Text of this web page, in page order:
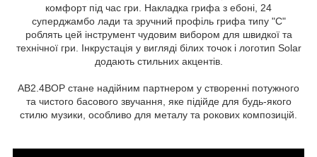
комфорт під час гри. Накладка грифа з ебоні, 24
суперджамбо лади та зручний профіль грифа типу "C"
роблять цей інструмент чудовим вибором для швидкої та
технічної гри. Інкрустація у вигляді білих точок і логотип Solar
додають стильних акцентів.
AB2.4BOP стане надійним партнером у створенні потужного
та чистого басового звучання, яке підійде для будь-якого
стилю музики, особливо для металу та рокових композицій.